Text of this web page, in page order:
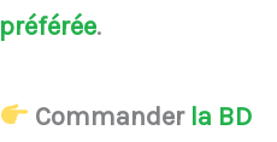
préférée.
Commander la BD